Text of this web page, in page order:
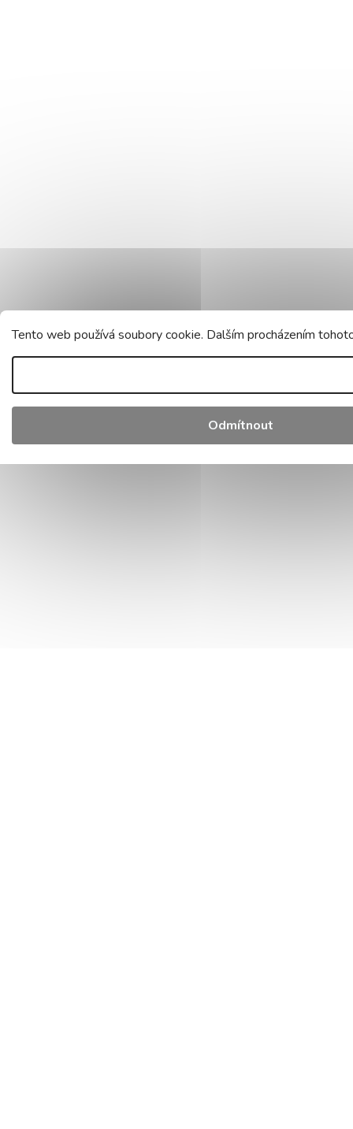
Tento web používá soubory cookie. Dalším procházením
Odmítnout